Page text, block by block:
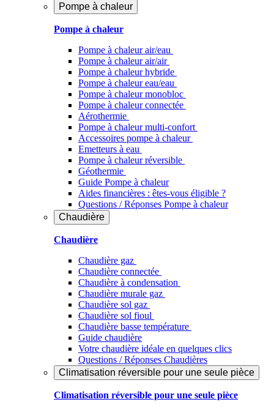
Pompe à chaleur
Pompe à chaleur
Pompe à chaleur air/eau
Pompe à chaleur air/air
Pompe à chaleur hybride
Pompe à chaleur​ eau/eau
Pompe à chaleur monobloc
Pompe à chaleur connectée
Aérothermie
Pompe à chaleur multi-confort
Accessoires pompe à chaleur
Emetteurs à eau
Pompe à chaleur réversible
Géothermie
Guide Pompe à chaleur
Aides financières : êtes-vous éligible ?
Questions / Réponses Pompe à chaleur
Chaudière
Chaudière
Chaudière gaz
Chaudière connectée
Chaudière à condensation
Chaudière murale gaz
Chaudière sol gaz
Chaudière sol fioul
Chaudière basse température
Guide chaudière
Votre chaudière idéale en quelques clics
Questions / Réponses Chaudières
Climatisation réversible pour une seule pièce
Climatisation réversible pour une seule pièce